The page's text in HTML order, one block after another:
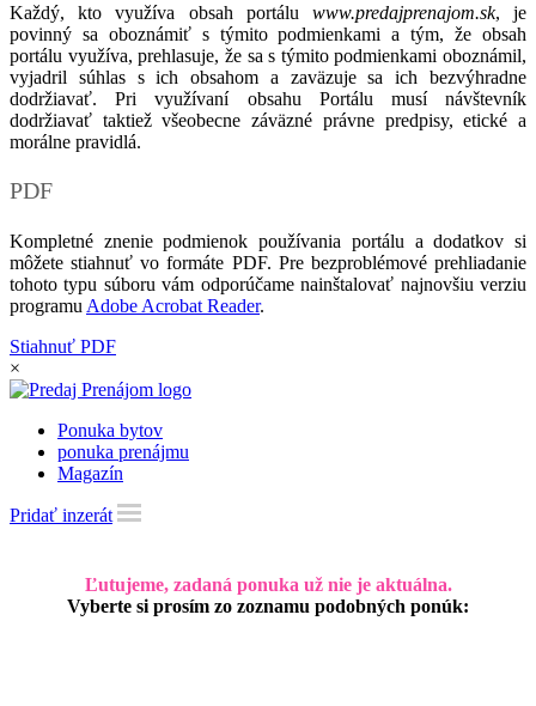
Každý, kto využíva obsah portálu www.predajprenajom.sk, je
povinný sa oboznámiť s týmito podmienkami a tým, že obsah
portálu využíva, prehlasuje, že sa s týmito podmienkami oboznámil,
vyjadril súhlas s ich obsahom a zaväzuje sa ich bezvýhradne
dodržiavať. Pri využívaní obsahu Portálu musí návštevník
dodržiavať taktiež všeobecne záväzné právne predpisy, etické a
morálne pravidlá.
PDF
Kompletné znenie podmienok používania portálu a dodatkov si
môžete stiahnuť vo formáte PDF. Pre bezproblémové prehliadanie
tohoto typu súboru vám odporúčame nainštalovať najnovšiu verziu
programu Adobe Acrobat Reader.
Stiahnuť PDF
×
Ponuka bytov
ponuka prenájmu
Magazín
Pridať inzerát
Ľutujeme, zadaná ponuka už nie je aktuálna.
Vyberte si prosím zo zoznamu podobných ponúk: